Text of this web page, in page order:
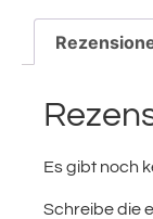
Es gibt noch
Schreibe die